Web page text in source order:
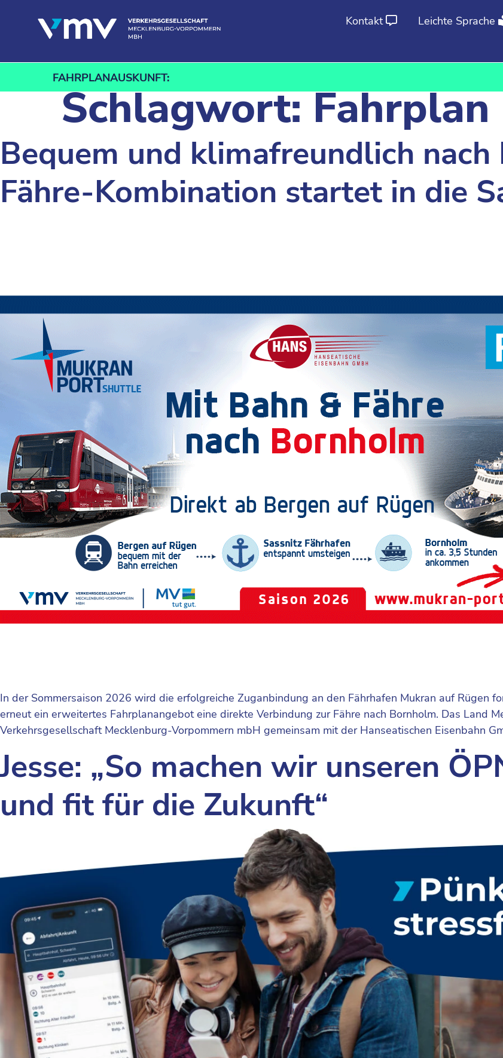
Kontakt
Leichte Sprache
FAHRPLANAUSKUNFT:
Schlagwort:Fahrplan
Bequem und klimafreundlich nach
Fähre-Kombination startet in die
In der Sommersaison 2026 wird die erfolgreiche Zuganbindung an den Fährhafen Mukran auf Rügen
erneut ein erweitertes Fahrplanangebot eine direkte Verbindung zur Fähre nach Bornholm. Das Land
Verkehrsgesellschaft Mecklenburg-Vorpommern mbH gemeinsam mit der Hanseatischen Eisenbahn
Jesse: „So machen wir unseren
und fit für die Zukunft“